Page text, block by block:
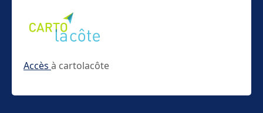
Accès à cartolacôte